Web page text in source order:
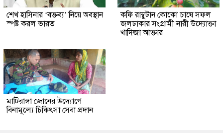
শেখ হাসিনার ‘বক্তব্য’ নিয়ে অবস্থান
স্পষ্ট করল ভারত
কফি রাম্বুটান কোকো চাষে সফল
জলঢাকার সংগ্রামী নারী উদ্যোক্তা
খাদিজা আক্তার
মাটিরাঙ্গা জোনের উদ্যোগে
বিনামূল্যে চিকিৎসা সেবা প্রদান